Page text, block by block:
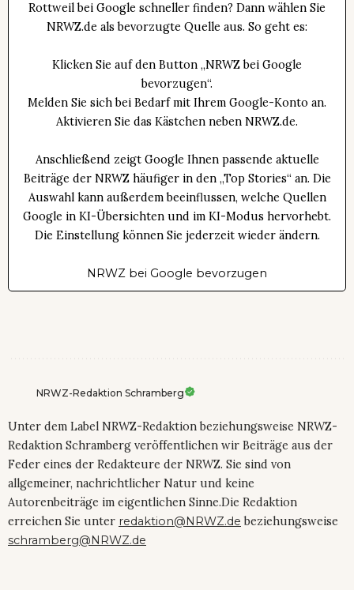
Rottweil bei Google schneller finden? Dann wählen Sie
NRWZ.de als bevorzugte Quelle aus. So geht es:
Klicken Sie auf den Button „NRWZ bei Google
bevorzugen“.
Melden Sie sich bei Bedarf mit Ihrem Google-Konto an.
Aktivieren Sie das Kästchen neben NRWZ.de.
Anschließend zeigt Google Ihnen passende aktuelle
Beiträge der NRWZ häufiger in den „Top Stories“ an. Die
Auswahl kann außerdem beeinflussen, welche Quellen
Google in KI-Übersichten und im KI-Modus hervorhebt.
Die Einstellung können Sie jederzeit wieder ändern.
NRWZ bei Google bevorzugen
NRWZ-Redaktion Schramberg
Unter dem Label NRWZ-Redaktion beziehungsweise NRWZ-
Redaktion Schramberg veröffentlichen wir Beiträge aus der
Feder eines der Redakteure der NRWZ. Sie sind von
allgemeiner, nachrichtlicher Natur und keine
Autorenbeiträge im eigentlichen Sinne.Die Redaktion
erreichen Sie unter redaktion@NRWZ.de beziehungsweise
schramberg@NRWZ.de